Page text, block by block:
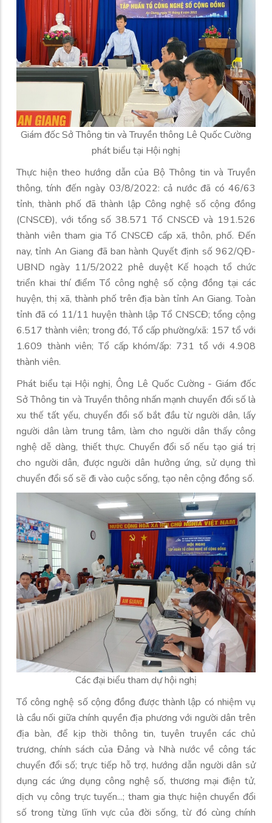
Giám đốc Sở Thông tin và Truyền thông Lê Quốc Cường
phát biểu tại Hội nghị
Thực hiện theo hướng dẫn của Bộ Thông tin và Truyền
thông, tính đến ngày 03/8/2022: cả nước đã có 46/63
tỉnh, thành phố đã thành lập Công nghệ số cộng đồng
(CNSCĐ), với tổng số 38.571 Tổ CNSCĐ và 191.526
thành viên tham gia Tổ CNSCĐ cấp xã, thôn, phố. Đến
nay, tỉnh An Giang đã ban hành Quyết định số 962/QĐ-
UBND ngày 11/5/2022 phê duyệt Kế hoạch tổ chức
triển khai thí điểm Tổ công nghệ số cộng đồng tại các
huyện, thị xã, thành phố trên địa bàn tỉnh An Giang. Toàn
tỉnh đã có 11/11 huyện thành lập Tổ CNSCĐ; tổng cộng
6.517 thành viên; trong đó, Tổ cấp phường/xã: 157 tổ với
1.609 thành viên; Tổ cấp khóm/ấp: 731 tổ với 4.908
thành viên.
Phát biểu tại Hội nghị, Ông Lê Quốc Cường - Giám đốc
Sở Thông tin và Truyền thông nhấn mạnh chuyển đổi số là
xu thế tất yếu, chuyển đổi số bắt đầu từ người dân, lấy
người dân làm trung tâm, làm cho người dân thấy công
nghệ dễ dàng, thiết thực. Chuyển đổi số nếu tạo giá trị
cho người dân, được người dân hưởng ứng, sử dụng thì
chuyển đổi số sẽ đi vào cuộc sống, tạo nên cộng đồng số.
Các đại biểu tham dự hội nghị
Tổ công nghệ số cộng đồng được thành lập có nhiệm vụ
là cầu nối giữa chính quyền địa phương với người dân trên
địa bàn, để kịp thời thông tin, tuyên truyền các chủ
trương, chính sách của Đảng và Nhà nước về công tác
chuyển đổi số; trực tiếp hỗ trợ, hướng dẫn người dân sử
dụng các ứng dụng công nghệ số, thương mại điện tử,
dịch vụ công trực tuyến...; tham gia thực hiện chuyển đổi
số trong từng lĩnh vực của đời sống, từ đó cùng chính